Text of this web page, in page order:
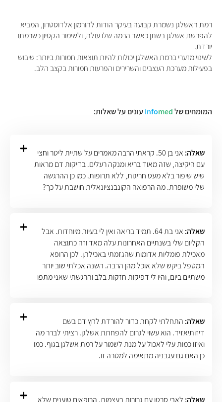
רמת האשלגן נשמרת קבועה בעיקר הודות להורמון אלדוסטרון, המביא
להפרשת אשלגן בשתן כאשר הרמה שלו עולה, ולשימור הקטיון כשרמתו
יורדת.
לשינוי מזערי ברמת האשלגן יכולות להיות תוצאות חמורות ביותר: שיבוש
בפעילות מערכת העצבים והשרירים והפרעות חמורות בקצב הלב.
המומחים של Infomed עונים על שאלות:
שאלה:
אני בן 50. קראתי הרבה מאמרים על שתיית ליטר וחצי
עם היקיצה, שזה מאוד בריא ומנקה רעלים. בדיקות דם מראות
שיש שיפור בלא מעט חריגות, ללא תרופות. כמו כן ההרגשה
שלי משופרת. מה הרפואה הקונבנציונאלית חושבת על כך?
שאלה:
אני בת 64. תמיד בריאה ואין לי בעיות מיוחדות. אבל
הקליום שלי בשנתיים האחרונות עלה מאד וזה כתוצאה
מאכילת פומליות אדומות שהגזמתי באכילתן. לכן הרופא
המטפל ביקש שלא אוכל מהן הרבה. השנה אכלתי שוב יותר
משתיים ביום, והיו לי דפיקות חזקות בלב והרגשתי שאני מתפו
שאלה: התחלתי לקחת כדור להורדת לחץ דם בשם
דיזותיאזיד. הוא עשוי לגרום להפחתת אשלגן. רציתי לברר מה
ואיזו כמות עלי לאכול על מנת לשמור על רמת אשלגן בגוף. כמו
כן האם גם עגבניה מתאימה למטרה זו.
שאלה: לאבי סרטן עם גרורות בעצמות. הרופאים טוענים שלא